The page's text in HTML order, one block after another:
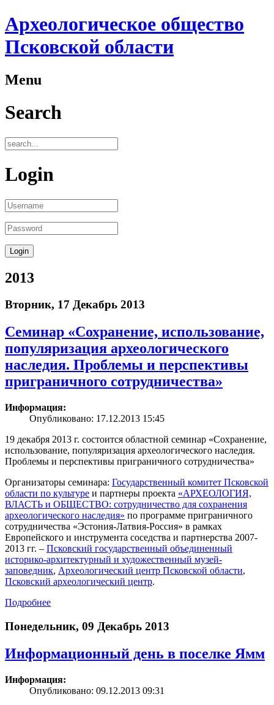
Археологическое общество
Псковской области
Menu
Search
Login
2013
Вторник, 17 Декабрь 2013
Семинар «Сохранение, использование,
популяризация археологического
наследия. Проблемы и перспективы
приграничного сотрудничества»
Информация:
Опубликовано: 17.12.2013 15:45
19 декабря 2013 г. состоится областной семинар «Сохранение,
использование, популяризация археологического наследия.
Проблемы и перспективы приграничного сотрудничества»
Организаторы семинара: Государственный комитет Псковской
области по культуре и партнеры проекта «АРХЕОЛОГИЯ,
ВЛАСТЬ и ОБЩЕСТВО: сотрудничество для сохранения
археологического наследия» по программе приграничного
сотрудничества «Эстония-Латвия-Россия» в рамках
Европейского и инструмента соседства и партнерства 2007-
2013 гг. – Псковский государственный объединенный
историко-архитектурный и художественный музей-
заповедник, Археологический центр Псковской области,
Псковский археологический центр.
Подробнее
Понедельник, 09 Декабрь 2013
Информационный день в поселке Ямм
Информация:
Опубликовано: 09.12.2013 09:31